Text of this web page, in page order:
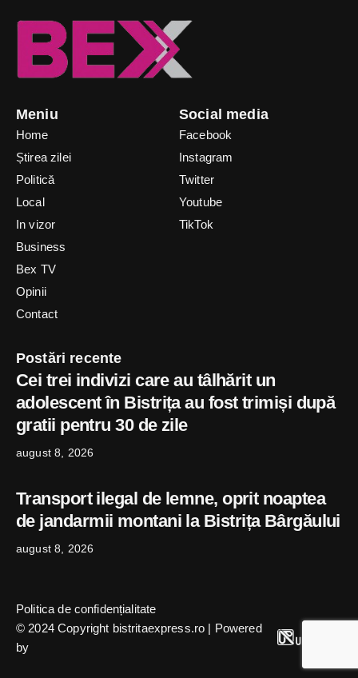
Meniu
Home
Știrea zilei
Politică
Local
In vizor
Business
Bex TV
Opinii
Contact
Social media
Facebook
Instagram
Twitter
Youtube
TikTok
Postări recente
Cei trei indivizi care au tâlhărit un
adolescent în Bistrița au fost trimiși după
gratii pentru 30 de zile
august 8, 2026
Transport ilegal de lemne, oprit noaptea
de jandarmii montani la Bistrița Bârgăului
august 8, 2026
© 2024 Copyright bistritaexpress.ro | Powered
by
Politica de confidențialitate